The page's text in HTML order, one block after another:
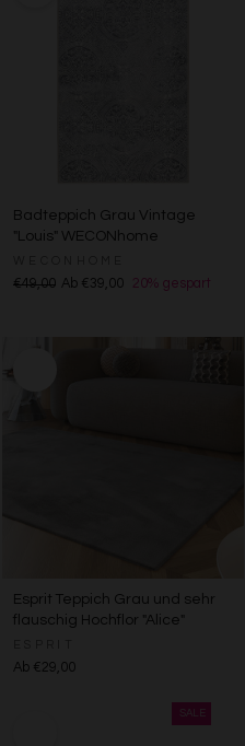
Badteppich Grau Vintage
"Louis" WECONhome
€49,00 Ab €39,00 20% gespart
Esprit Teppich Grau und sehr
flauschig Hochflor "Alice"
Ab €29,00